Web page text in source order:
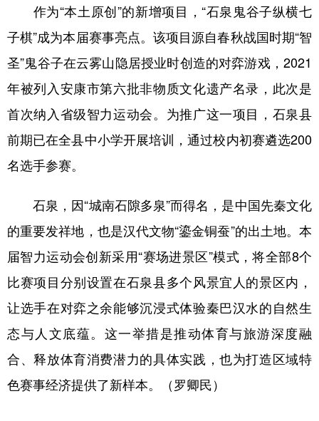
作为“本土原创”的新增项目，“石泉鬼谷子纵横七
子棋”成为本届赛事亮点。该项目源自春秋战国时期“智
圣”鬼谷子在云雾山隐居授业时创造的对弈游戏，2021
年被列入安康市第六批非物质文化遗产名录，此次是
首次纳入省级智力运动会。为推广这一项目，石泉县
前期已在全县中小学开展培训，通过校内初赛遴选200
名选手参赛。
石泉，因“城南石隙多泉”而得名，是中国先秦文化
的重要发祥地，也是汉代文物“鎏金铜蚕”的出土地。本
届智力运动会创新采用“赛场进景区”模式，将全部8个
比赛项目分别设置在石泉县多个风景宜人的景区内，
让选手在对弈之余能够沉浸式体验秦巴汉水的自然生
态与人文底蕴。这一举措是推动体育与旅游深度融
合、释放体育消费潜力的具体实践，也为打造区域特
色赛事经济提供了新样本。（罗卿民）